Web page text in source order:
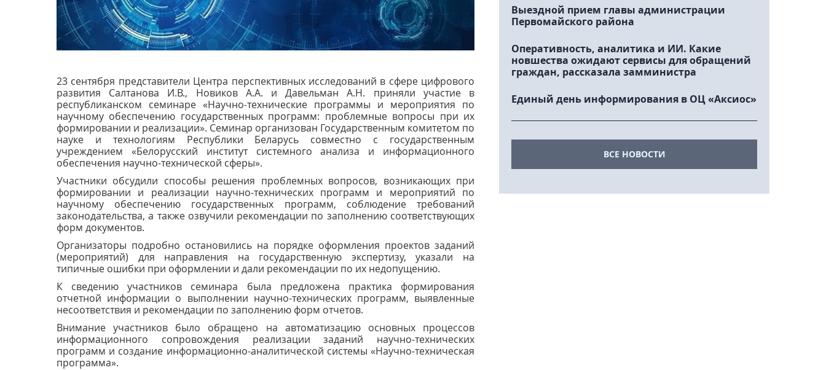
23 сентября представители Центра перспективных исследований в сфере цифрового
развития Салтанова И.В., Новиков А.А. и Давельман А.Н. приняли участие в
республиканском семинаре «Научно-технические программы и мероприятия по
научному обеспечению государственных программ: проблемные вопросы при их
формировании и реализации». Семинар организован Государственным комитетом по
науке и технологиям Республики Беларусь совместно с государственным
учреждением «Белорусский институт системного анализа и информационного
обеспечения научно-технической сферы».
Участники обсудили способы решения проблемных вопросов, возникающих при
формировании и реализации научно-технических программ и мероприятий по
научному обеспечению государственных программ, соблюдение требований
законодательства, а также озвучили рекомендации по заполнению соответствующих
форм документов.
Организаторы подробно остановились на порядке оформления проектов заданий
(мероприятий) для направления на государственную экспертизу, указали на
типичные ошибки при оформлении и дали рекомендации по их недопущению.
К сведению участников семинара была предложена практика формирования
отчетной информации о выполнении научно-технических программ, выявленные
несоответствия и рекомендации по заполнению форм отчетов.
Внимание участников было обращено на автоматизацию основных процессов
информационного сопровождения реализации заданий научно-технических
программ и создание информационно-аналитической системы «Научно-техническая
программа».
Выездной прием главы администрации
Первомайского района
Оперативность, аналитика и ИИ. Какие
новшества ожидают сервисы для обращений
граждан, рассказала замминистра
Единый день информирования в ОЦ «Аксиос»
ВСЕ НОВОСТИ